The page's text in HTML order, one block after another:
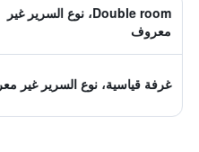
Double room، نوع السرير غير
معروف
غرفة قياسية، نوع السرير غير